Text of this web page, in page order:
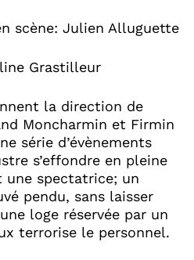
scène: Julien Alluguette
Grastilleur
la direction de
Moncharmin et Firmin
série d’évènements
s’effondre en pleine
spectatrice; un
pendu, sans laisser
loge réservée par un
terrorise le personnel.